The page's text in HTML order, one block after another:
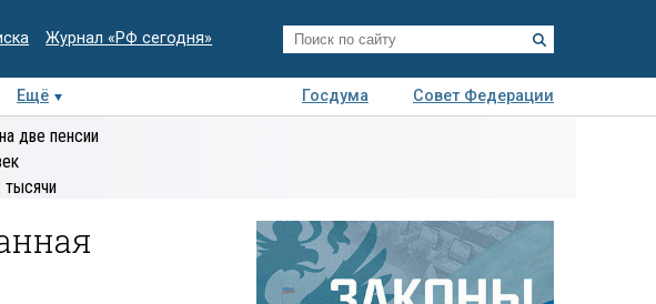
Журнал «РФ сегодня»
Ещё Госдума
Совет Федерации
Деловая
две пенсии
тысячи